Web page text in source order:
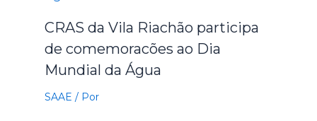
CRAS da Vila Riachão participa
de comemoracões ao Dia
Mundial da Água
SAAE / Por